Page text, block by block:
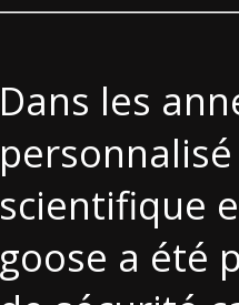
Dans les
scientifique
goose a été